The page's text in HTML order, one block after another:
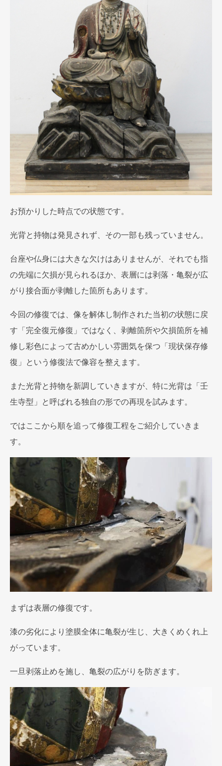
お預かりした時点での状態です。
光背と持物は発見されず、その一部も残っていません。
台座や仏身には大きな欠けはありませんが、それでも指
の先端に欠損が見られるほか、 表層には剥落・亀裂が広
がり接合面が剥離した箇所もあります。
今回の修復では、像を解体し制作された当初の状態に戻
す「完全復元修復」ではなく、剥離箇所や欠損箇所を補
修し彩色によって古めかしい雰囲気を保つ「現状保存修
復」という修復法で像容を整えます。
また光背と持物を新調していきますが、特に光背は「壬
生寺型」と呼ばれる独自の形での再現を試みます。
ではここから順を追って修復工程をご紹介していきま
す。
まずは表層の修復です。
漆の劣化により塗膜全体に亀裂が生じ、大きくめくれ上
がっています。
一旦剥落止めを施し、亀裂の広がりを防ぎます。